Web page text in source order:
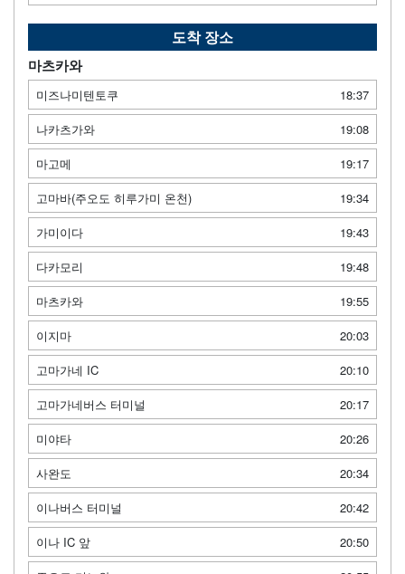
도착 장소
마츠카와
미즈나미텐토쿠
18:37
나카츠가와
19:08
마고메
19:17
고마바(주오도 히루가미 온천)
19:34
가미이다
19:43
다카모리
19:48
마츠카와
19:55
이지마
20:03
고마가네 IC
20:10
고마가네버스 터미널
20:17
미야타
20:26
사완도
20:34
이나버스 터미널
20:42
이나 IC 앞
20:50